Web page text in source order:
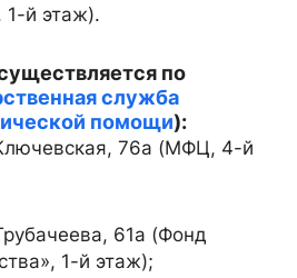
1-й этаж).
по
служба
помощи):
76а (МФЦ, 4-й
61а (Фонд
1-й этаж);